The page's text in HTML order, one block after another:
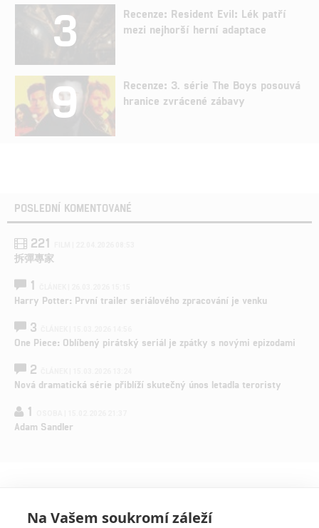
3
Recenze: Resident Evil: Lék patří
mezi nejhorší herní adaptace
9
Recenze: 3. série The Boys posouvá
hranice zvrácené zábavy
POSLEDNÍ KOMENTOVANÉ
221
拆彈專家
1
Harry Potter: První trailer seriálového zpracování je venku
3
One Piece: Oblíbený pirátský seriál je zpátky s novými epizodami
2
Nová dramatická série přiblíží skutečný únos letadla teroristy
1
Adam Sandler
Na Vašem soukromí záleží